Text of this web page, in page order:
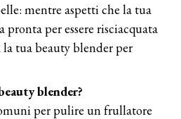
mentre aspetti che la tua
pronta per essere risciacquata
la tua beauty blender per
blender?
per pulire un frullatore